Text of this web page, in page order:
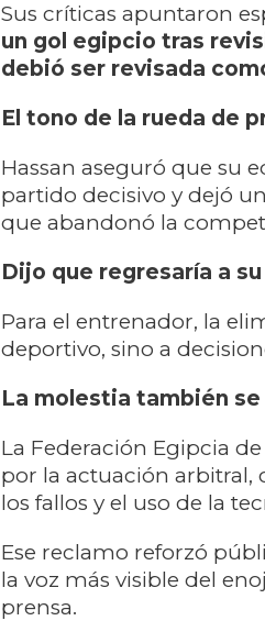
Sus críticas apuntaron
un gol egipcio tras
debió ser revisada
El tono de la rueda de
Hassan aseguró que su
partido decisivo y dejó
que abandonó la
Dijo que regresaría a
Para el entrenador, la
deportivo, sino a
La molestia también
La Federación Egipcia
por la actuación arbitral,
los fallos y el uso de la
Ese reclamo reforzó
la voz más visible del
prensa.